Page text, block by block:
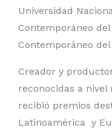
Universidad
Contemporáneo
Contemporáneo del
Creador y
reconocidas a nivel
recibió premios
Latinoamérica y